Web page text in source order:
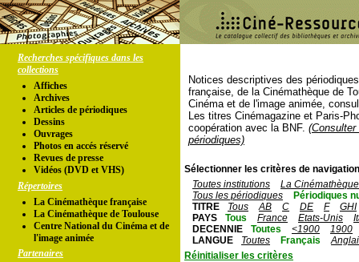
Recherches spécifiques dans les
collections
Affiches
Archives
Articles de périodiques
Dessins
Ouvrages
Photos en accés réservé
Revues de presse
Vidéos (DVD et VHS)
Répertoires
La Cinémathèque française
La Cinémathèque de Toulouse
Centre National du Cinéma et de
l'image animée
Partenaires
Notices descriptives des
française, de la Cinémathèque de
Cinéma et de l'image animée,
Les titres Cinémagazine et Paris-
coopération avec la BNF.
périodiques)
Sélectionner les critères de
Toutes institutions
La
Tous les périodiques
Périodiques
TITRE
Tous AB C DE F
GHI
PAYS
Tous France Etats-Unis
DECENNIE
Toutes <1900
1900
LANGUE
Toutes Français
Réinitialiser les critères